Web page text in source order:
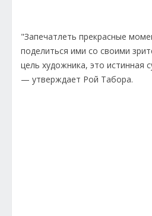
"Запечатлеть прекрасные
поделиться ими со своими
цель художника, это истинная
— утверждает Рой Табора.